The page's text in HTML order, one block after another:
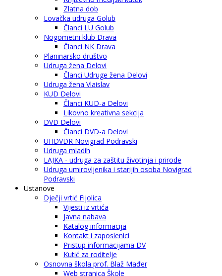
Zlatna dob
Lovačka udruga Golub
Članci LU Golub
Nogometni klub Drava
Članci NK Drava
Planinarsko društvo
Udruga žena Delovi
Članci Udruge žena Delovi
Udruga žena Vlaislav
KUD Delovi
Članci KUD-a Delovi
Likovno kreativna sekcija
DVD Delovi
Članci DVD-a Delovi
UHDVDR Novigrad Podravski
Udruga mladih
LAJKA - udruga za zaštitu životinja i prirode
Udruga umirovljenika i starijih osoba Novigrad
Podravski
Ustanove
Dječji vrtić Fijolica
Vijesti iz vrtića
Javna nabava
Katalog informacija
Kontakt i zaposlenici
Pristup informacijama DV
Kutić za roditelje
Osnovna škola prof. Blaž Mađer
Web stranica Škole